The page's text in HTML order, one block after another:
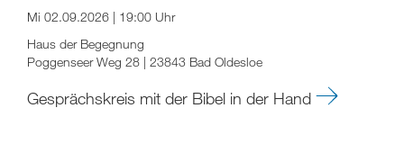
Mi 02.09.2026 | 19:00 Uhr
Haus der Begegnung
Poggenseer Weg 28 | 23843 Bad Oldesloe
Gesprächskreis mit der Bibel in der Hand